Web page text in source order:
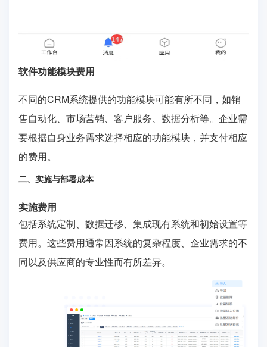
软件功能模块费用
不同的CRM系统提供的功能模块可能有所不同，如销
售自动化、市场营销、客户服务、数据分析等。企业需
要根据自身业务需求选择相应的功能模块，并支付相应
的费用。
二、实施与部署成本
实施费用
包括系统定制、数据迁移、集成现有系统和初始设置等
费用。这些费用通常因系统的复杂程度、企业需求的不
同以及供应商的专业性而有所差异。